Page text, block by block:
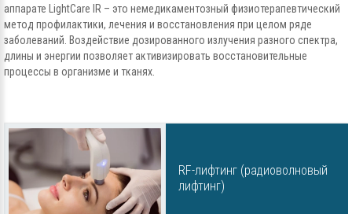
аппарате LightCare IR – это немедикаментозный физиотерапевтический
метод профилактики, лечения и восстановления при целом ряде
заболеваний. Воздействие дозированного излучения разного спектра,
длины и энергии позволяет активизировать восстановительные
процессы в организме и тканях.
RF-лифтинг (радиоволновый
лифтинг)